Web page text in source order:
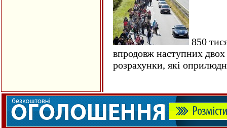
850
впродовж наступних
розрахунки, які